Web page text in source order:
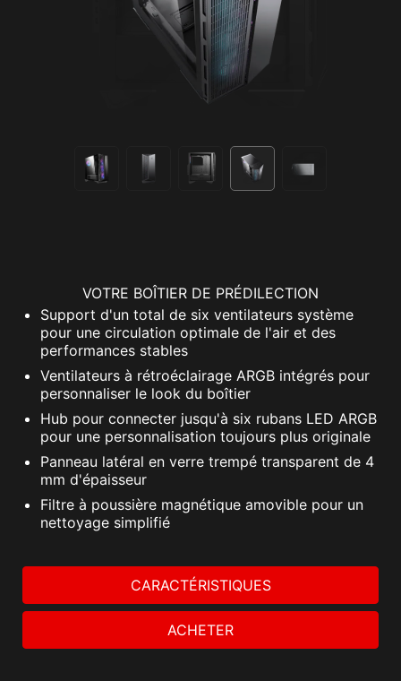
VOTRE BOÎTIER DE PRÉDILECTION
Support d'un total de six ventilateurs système
pour une circulation optimale de l'air et des
performances stables
Ventilateurs à rétroéclairage ARGB intégrés pour
personnaliser le look du boîtier
Hub pour connecter jusqu'à six rubans LED ARGB
pour une personnalisation toujours plus originale
Panneau latéral en verre trempé transparent de 4
mm d'épaisseur
Filtre à poussière magnétique amovible pour un
nettoyage simplifié
CARACTÉRISTIQUES
ACHETER